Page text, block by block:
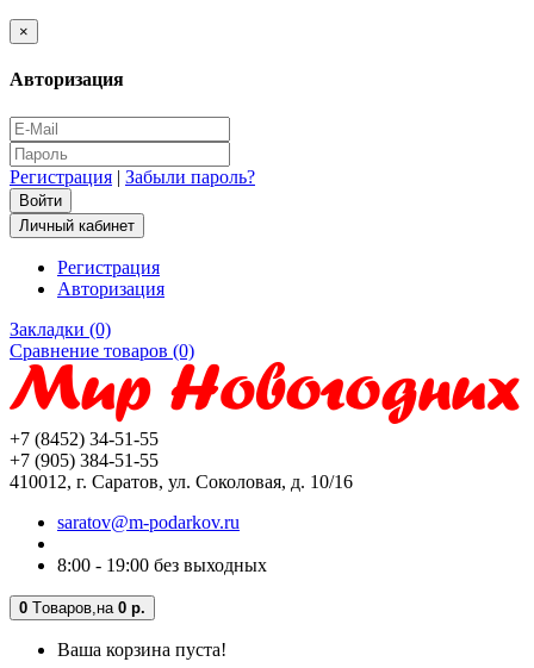
×
Авторизация
Регистрация | Забыли пароль?
Личный кабинет
Регистрация
Авторизация
Закладки (0)
Сравнение товаров (0)
+7 (8452) 34-51-55
+7 (905) 384-51-55
410012, г. Саратов, ул. Соколовая, д. 10/16
saratov@m-podarkov.ru
8:00 - 19:00 без выходных
0 Tоваров, на 0 р.
Ваша корзина пуста!